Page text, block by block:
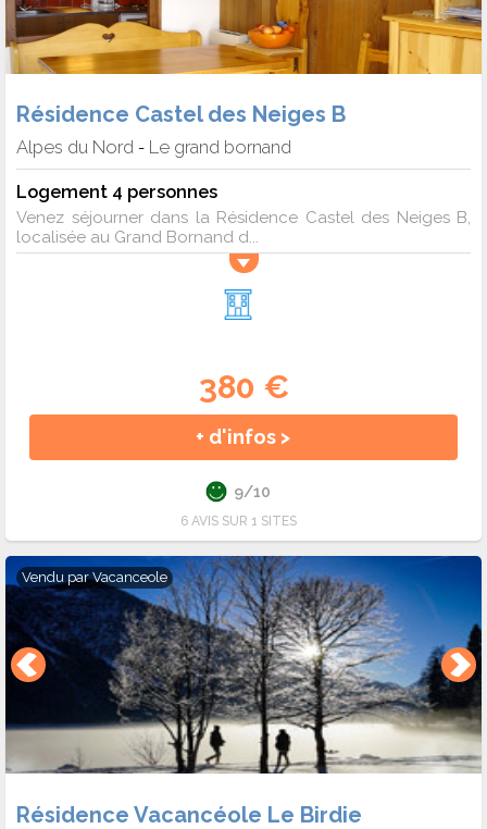
Résidence Castel des Neiges B
Alpes du Nord - Le grand bornand
Logement 4 personnes
Venez séjourner dans la Résidence Castel des Neiges B,
localisée au Grand Bornand d...
380 €
+ d'infos >
9/10
6 AVIS SUR 1 SITES
Vendu parVacanceole
Résidence Vacancéole Le Birdie